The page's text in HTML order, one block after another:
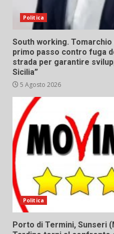
Politica
South working.
primo passo contro fuga
strada per garantire
Sicilia”
5 Agosto 2026
Politica
Porto di Termini, Sunseri